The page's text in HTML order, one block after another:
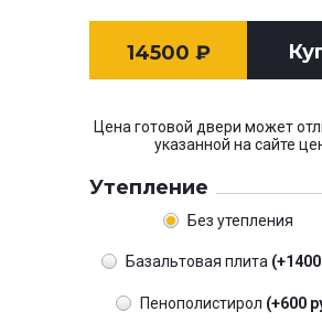
14500 ₽
Цена готовой двери может
указанной на сайте
Утепление
Без утепления
Базальтовая плита
Пенополистирол (+600